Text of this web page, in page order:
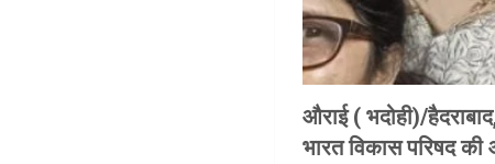
औराई ( भदोही)/
भारत विकास परिषद की